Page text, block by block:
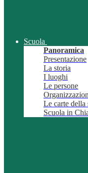
Scuola
Panoramica
Presentazione
La storia
I luoghi
Le persone
Le carte della
Scuola in